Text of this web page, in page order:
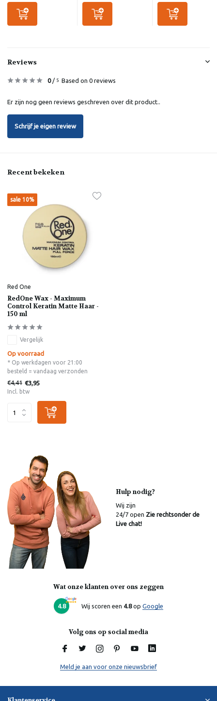
Reviews
0/ 5 Based on 0 reviews
Er zijn nog geen reviews geschreven over dit product..
Schrijf je eigen review
Recent bekeken
sale 10%
Red One
RedOne Wax - Maximum
Control Keratin Matte Haar -
150 ml
Vergelijk
Op voorraad
* Op werkdagen voor 21:00
besteld = vandaag verzonden
€4,41 €3,95
Incl. btw
Hulp nodig?
Wij zijn
24/7 open Zie rechtsonder de
Live chat!
Wat onze klanten over ons zeggen
4.8 Wij scoren een 4.8op Google
Volg ons op social media
Meld je aan voor onze nieuwsbrief
Online